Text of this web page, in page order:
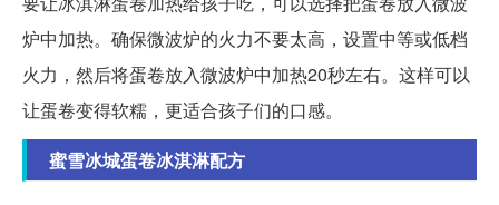
炉中加热。确保微波炉的火力不要太高，设置中等或低档
火力，然后将蛋卷放入微波炉中加热20秒左右。这样可以
让蛋卷变得软糯，更适合孩子们的口感。
蜜雪冰城蛋卷冰淇淋配方